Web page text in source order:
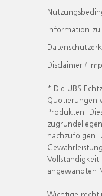
Information zu
Disclaimer /
* Die UBS
Quotierungen
Produkten.
nachzufolgen.
Vollständigkeit
angewandten